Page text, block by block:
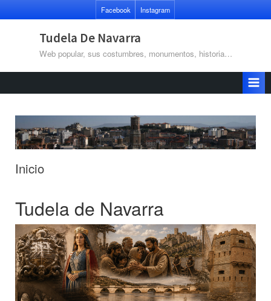
al
Facebook Instagram
Tudela De Navarra
Web popular, sus costumbres, monumentos, historia…
Inicio
Tudela de Navarra